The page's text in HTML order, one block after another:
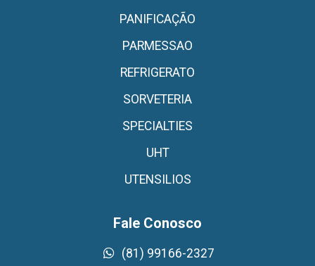
PANIFICAÇÃO
PARMESSAO
REFRIGERATO
SORVETERIA
SPECIALTIES
UHT
UTENSILIOS
Fale Conosco
(81) 99166-2327